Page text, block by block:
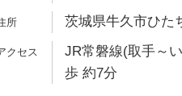
茨城県牛久市ひた
JR常磐線(取手～
歩 約7分